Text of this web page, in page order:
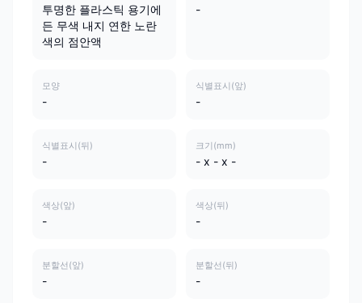
투명한 플라스틱 용기에
든 무색 내지 연한 노란
색의 점안액
-
모양
-
식별표시(앞)
-
식별표시(뒤)
-
크기(mm)
- x - x -
색상(앞)
-
색상(뒤)
-
분할선(앞)
-
분할선(뒤)
-